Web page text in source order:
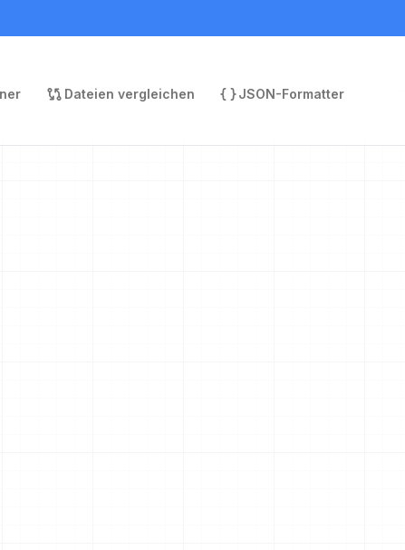
Dateien vergleichen
JSON-Formatter